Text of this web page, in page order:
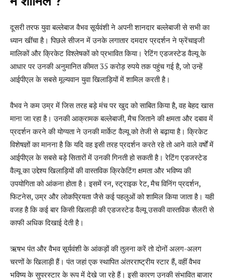
दूसरी तरफ युवा बल्लेबाज वैभव सूर्यवंशी ने अपनी शानदार बल्लेबाजी से सभी का
ध्यान खींचा है। पिछले सीजन में उनके लगातार दमदार प्रदर्शन ने फ्रेंचाइजी
मालिकों और क्रिकेट विश्लेषकों को प्रभावित किया। रेटिंग एडजस्टेड वैल्यू के
आधार पर उनकी अनुमानित कीमत 35 करोड़ रुपये तक पहुंच गई है, जो उन्हें
आईपीएल के सबसे मूल्यवान युवा खिलाड़ियों में शामिल करती है।
वैभव ने कम उम्र में जिस तरह बड़े मंच पर खुद को साबित किया है, वह बेहद खास
माना जा रहा है। उनकी आक्रामक बल्लेबाजी, मैच जिताने की क्षमता और दबाव में
प्रदर्शन करने की योग्यता ने उनकी मार्केट वैल्यू को तेजी से बढ़ाया है। क्रिकेट
विशेषज्ञों का मानना है कि यदि वह इसी तरह प्रदर्शन करते रहे तो आने वाले वर्षों में
आईपीएल के सबसे बड़े सितारों में उनकी गिनती हो सकती है। रेटिंग एडजस्टेड
वैल्यू का उद्देश्य खिलाड़ियों की वास्तविक क्रिकेटिंग क्षमता और भविष्य की
उपयोगिता को आंकना होता है। इसमें रन, स्ट्राइक रेट, मैच विनिंग प्रदर्शन,
फिटनेस, उम्र और लोकप्रियता जैसे कई पहलुओं को शामिल किया जाता है। यही
वजह है कि कई बार किसी खिलाड़ी की एडजस्टेड वैल्यू उसकी वास्तविक सैलरी से
काफी अधिक दिखाई देती है।
ऋषभ पंत और वैभव सूर्यवंशी के आंकड़ों की तुलना करें तो दोनों अलग-अलग
चरणों के खिलाड़ी हैं। पंत जहां एक स्थापित अंतरराष्ट्रीय स्टार हैं, वहीं वैभव
भविष्य के सुपरस्टार के रूप में देखे जा रहे हैं। इसी कारण उनकी संभावित बाजार